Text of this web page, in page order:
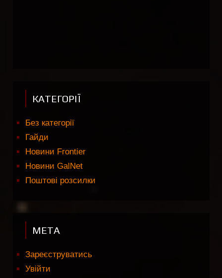
КАТЕГОРІЇ
Без категорії
Гайди
Новини Frontier
Новини GalNet
Поштові розсилки
МЕТА
Зареєструватись
Увійти